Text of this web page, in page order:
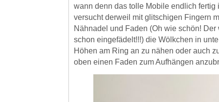
wann denn das tolle Mobile endlich fertig
versucht derweil mit glitschigen Fingern
Nähnadel und Faden (Oh wie schön! Der
schon eingefädelt!!!) die Wölkchen in
Höhen am Ring an zu nähen oder auch
oben einen Faden zum Aufhängen